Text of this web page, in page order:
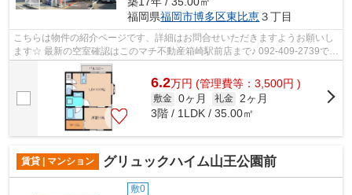
福岡県福岡市博多区東比恵３丁目
こちらは物件の紹介ページです、詳細はお問合せいただきますようお願いし
ます☆ 最新の空室確認はこのマチ不動産箱崎駅前店まで♪ 092-409-2739で
す！迅速に対応致します！！！！！♪
6.2万円 (管理費等：3,500円 )
敷金 0ヶ月 礼金 2ヶ月
3階 / 1LDK / 35.00㎡
賃貸 | マンション グリュックハイム山王公園前
敷0